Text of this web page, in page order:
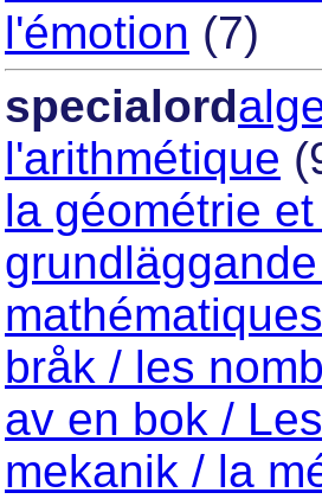
l'émotion (7)
specialord
l'arithmétique
la géométrie
bråk / les
av en bok /
mekanik / la